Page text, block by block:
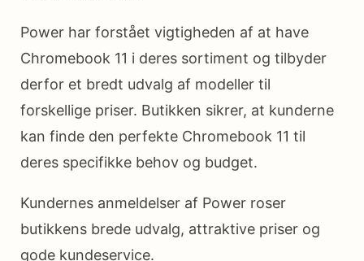
Power har forstået vigtigheden af at have
Chromebook 11 i deres sortiment og tilbyder
derfor et bredt udvalg af modeller til
forskellige priser. Butikken sikrer, at kunderne
kan finde den perfekte Chromebook 11 til
deres specifikke behov og budget.
Kundernes anmeldelser af Power roser
butikkens brede udvalg, attraktive priser og
gode kundeservice.